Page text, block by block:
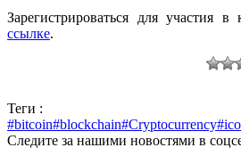
Зарегистрироваться для участия
ссылке.
Теги :
#bitcoin#blockchain#Cryptocurrency#ico
Следите за нашими новостями в